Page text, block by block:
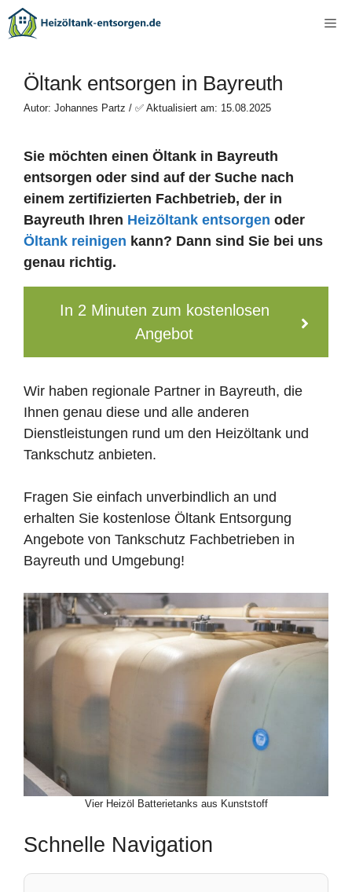
Zum
Inhalt
Öltank entsorgen in Bayreuth
Autor: Johannes Partz / ✅ Aktualisiert am: 15.08.2025
Sie möchten einen Öltank in Bayreuth
entsorgen oder sind auf der Suche nach
einem zertifizierten Fachbetrieb, der in
Bayreuth Ihren Heizöltank entsorgen oder
Öltank reinigen kann? Dann sind Sie bei uns
genau richtig.
In 2 Minuten zum kostenlosen
Angebot
Wir haben regionale Partner in Bayreuth, die
Ihnen genau diese und alle anderen
Dienstleistungen rund um den Heizöltank und
Tankschutz anbieten.
Fragen Sie einfach unverbindlich an und
erhalten Sie kostenlose Öltank Entsorgung
Angebote von Tankschutz Fachbetrieben in
Bayreuth und Umgebung!
Vier Heizöl Batterietanks aus Kunststoff
Schnelle Navigation